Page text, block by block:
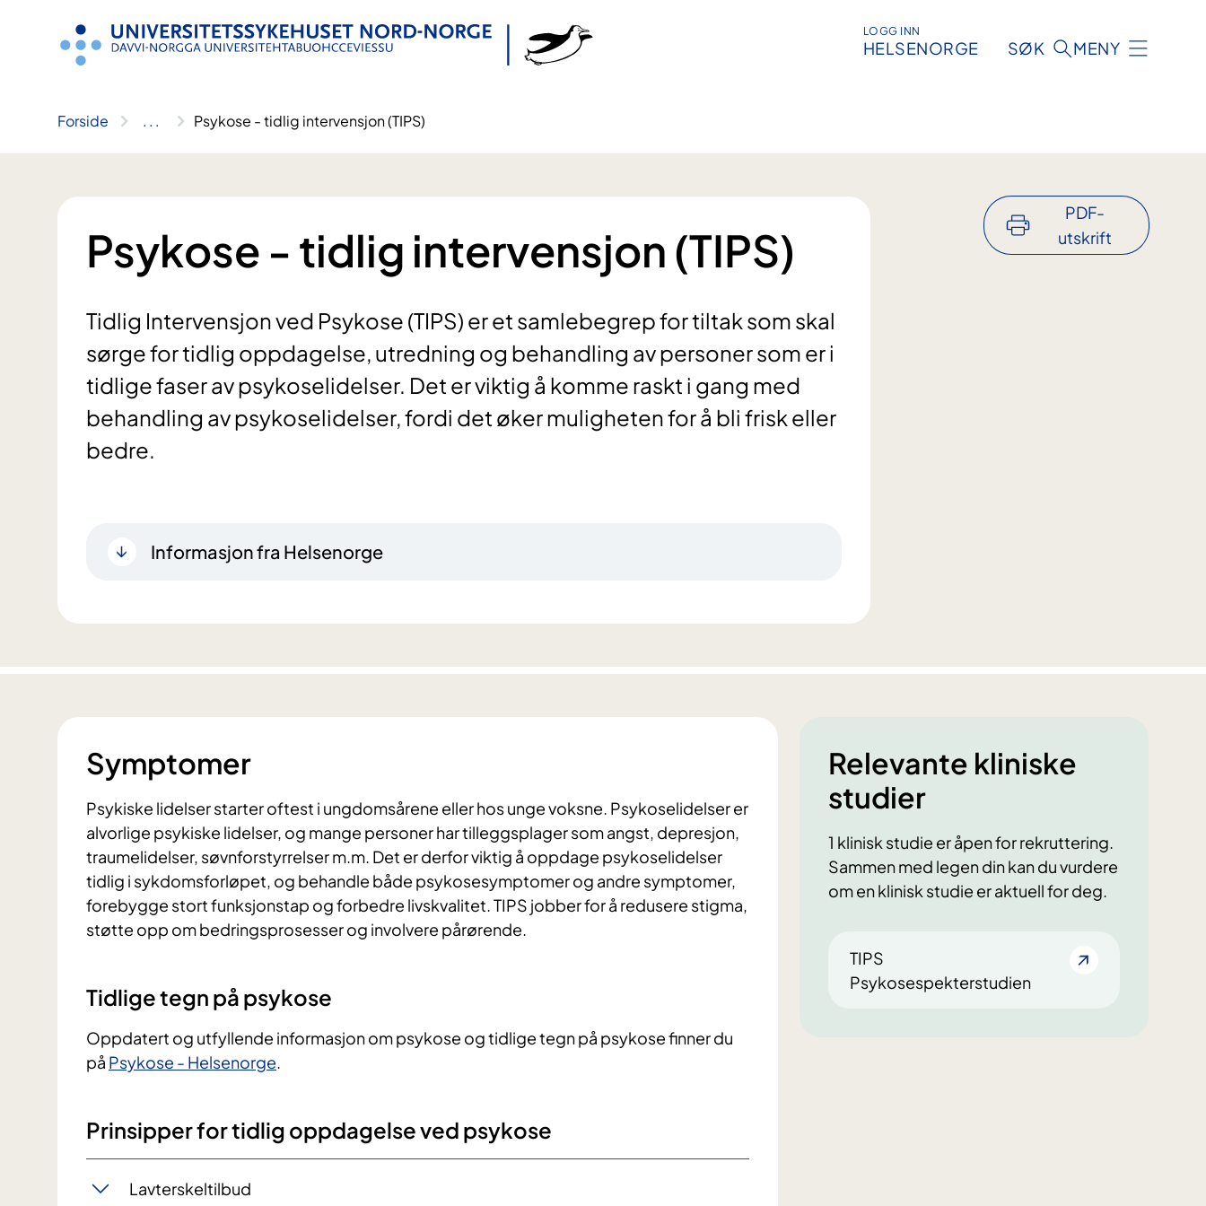
LOGG INN
HELSENORGE SØK MENY
Forside .. . Psykose - tidlig intervensjon (TIPS)
Psykose - tidlig intervensjon (TIPS)
Tidlig Intervensjon ved Psykose (TIPS) er et samlebegrep for tiltak som skal
sørge for tidlig oppdagelse, utredning og behandling av personer som er i
tidlige faser av psykoselidelser. Det er viktig å komme raskt i gang med
behandling av psykoselidelser, fordi det øker muligheten for å bli frisk eller
bedre.
Informasjon fra Helsenorge
PDF-
utskrift
Symptomer
Psykiske lidelser starter oftest i ungdomsårene eller hos unge voksne. Psykoselidelser er
alvorlige psykiske lidelser, og mange personer har tilleggsplager som angst, depresjon,
traumelidelser, søvnforstyrrelser m.m. Det er derfor viktig å oppdage psykoselidelser
tidlig i sykdomsforløpet, og behandle både psykosesymptomer og andre symptomer,
forebygge stort funksjonstap og forbedre livskvalitet. TIPS jobber for å redusere stigma,
støtte opp om bedringsprosesser og involvere pårørende.
Tidlige tegn på psykose
Oppdatert og utfyllende informasjon om psykose og tidlige tegn på psykose finner du
på Psykose - Helsenorge.
Prinsipper for tidlig oppdagelse ved psykose
Lavterskeltilbud
Relevante kliniske
studier
1 klinisk studie er åpen for rekruttering.
Sammen med legen din kan du vurdere
om en klinisk studie er aktuell for deg.
TIPS
Psykosespekterstudien